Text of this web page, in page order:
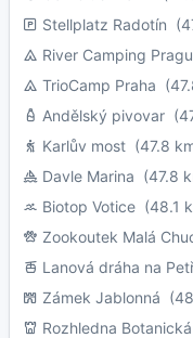
Stellplatz Radotín
River Camping
TrioCamp Praha
Andělský pivovar
Karlův most (47.8
Davle Marina (47.8
Biotop Votice (48.1
Zookoutek Malá
Lanová dráha na
Zámek Jablonná
Rozhledna